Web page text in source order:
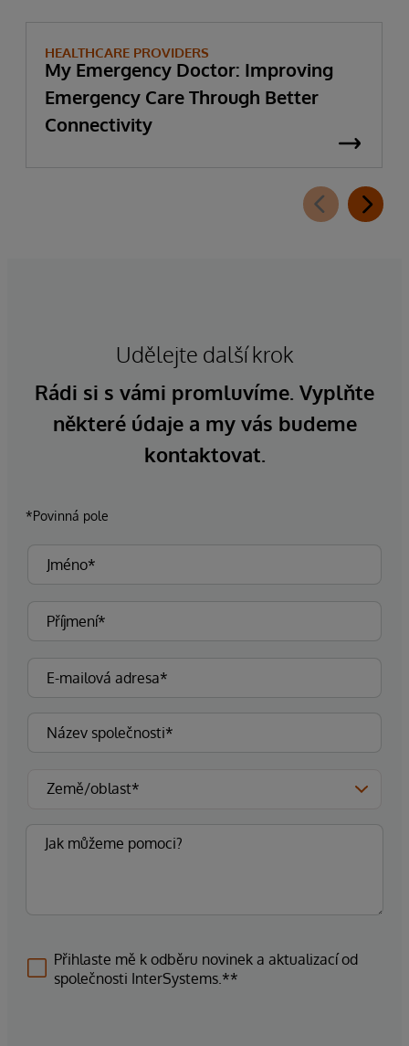
HEALTHCARE PROVIDERS
My Emergency Doctor: Improving
Emergency Care Through Better
Connectivity
Udělejte další krok
Rádi si s vámi promluvíme. Vyplňte
některé údaje a my vás budeme
kontaktovat.
*Povinná pole
Přihlaste mě k odběru novinek a aktualizací od
společnosti InterSystems.**